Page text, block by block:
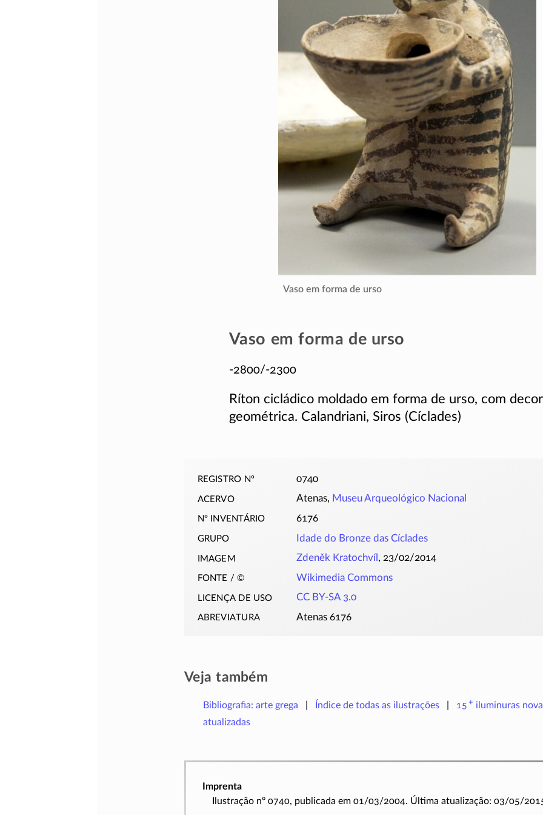
Vaso em forma de urso
Vaso em forma de urso
-2800/-2300
Ríton cicládico moldado em forma de urso, com
geométrica. Calandriani, Siros (Cíclades)
registro nº 0740
acervo Atenas, Museu Arqueológico Nacional
nº inventário 6176
grupo Idade do Bronze das Cíclades
imagem Zdeněk Kratochvíl , 23/02/2014
fonte / © Wikimedia Commons
licença de uso CC BY-SA 3.0
abreviatura Atenas 6176
Veja também
Bibliografia: arte grega Índice de todas as ilustrações 15 + iluminuras
atualizadas
Imprenta
Ilustração nº 0740, publicada em 01/03/2004. Última atualização: 03/05/